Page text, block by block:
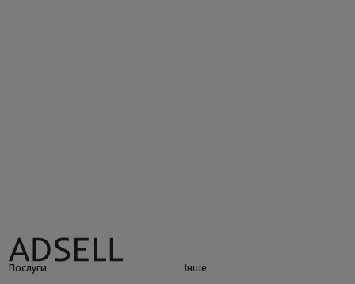
Послуги
Інше